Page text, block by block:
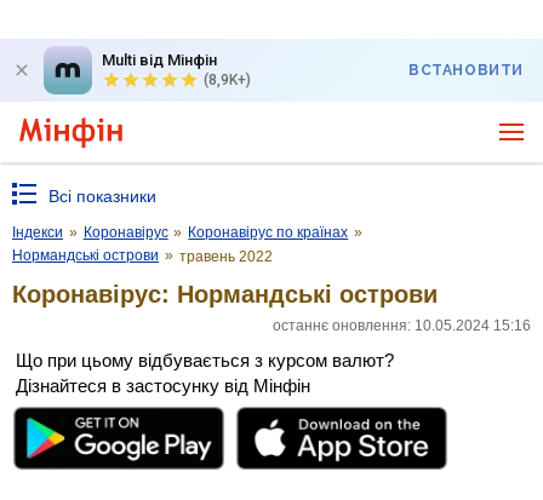
Multi від Мінфін
(8,9K+)
ВСТАНОВИТИ
Всі показники
Індекси » Коронавірус » Коронавірус по країнах »
Нормандські острови » травень 2022
Коронавірус: Нормандські острови
останнє оновлення: 10.05.2024 15:16
Що при цьому відбувається з курсом валют?
Дізнайтеся в застосунку від Мінфін